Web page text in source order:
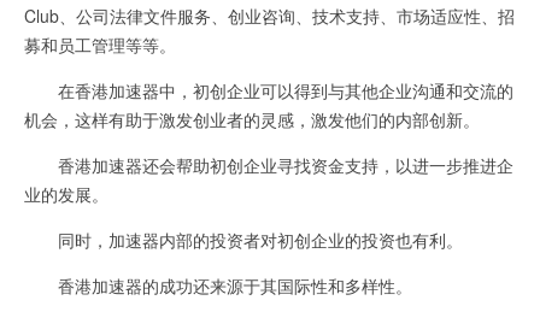
Club、公司法律文件服务、创业咨询、技术支持、市场适应性、招
募和员工管理等等。
在香港加速器中，初创企业可以得到与其他企业沟通和交流的
机会，这样有助于激发创业者的灵感，激发他们的内部创新。
香港加速器还会帮助初创企业寻找资金支持，以进一步推进企
业的发展。
同时，加速器内部的投资者对初创企业的投资也有利。
香港加速器的成功还来源于其国际性和多样性。